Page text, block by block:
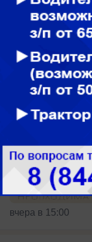
Не ждите,
вчера в 15:00